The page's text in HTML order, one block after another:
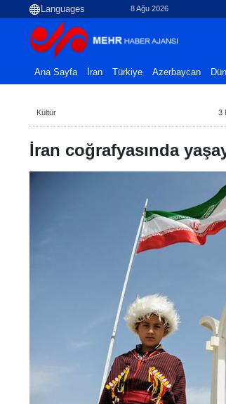
8 Ağu 2026
Ana Sayfa İran Türkiye Azerbaycan
Kültür 3
İran coğrafyasında